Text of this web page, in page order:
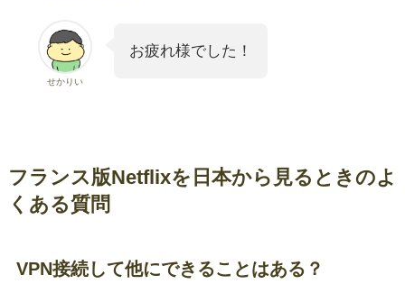
せかりい
お疲れ様でした！
フランス版Netflixを日本から見るときのよ
くある質問
VPN接続して他にできることはある？